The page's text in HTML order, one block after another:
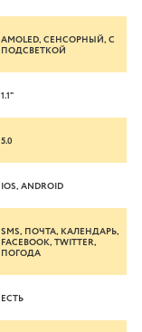
AMOLED, СЕНСОРНЫЙ, С
ПОДСВЕТКОЙ
1.1"
5.0
IOS, ANDROID
SMS, ПОЧТА, КАЛЕНДАРЬ,
FACEBOOK, TWITTER,
ПОГОДА
ЕСТЬ